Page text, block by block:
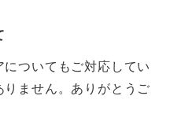
ついてもご対応してい
ません。ありがとうご